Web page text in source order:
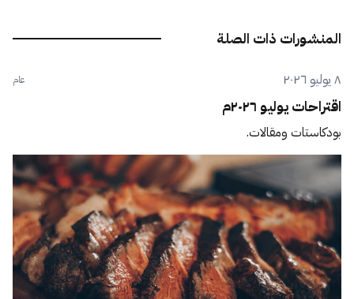
المنشورات ذات الصلة
٨ يوليو ٢٠٢٦ عام
اقتراحات يوليو ٢٠٢٦م
بودكاستات ومقالات.